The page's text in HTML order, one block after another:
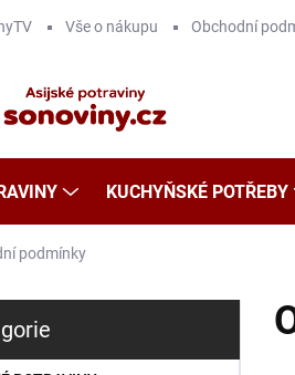
Vše o nákupu Obchodní
KUCHYŇSKÉ POTŘEBY
podmínky